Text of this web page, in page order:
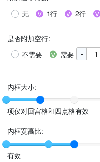
无
1行 2行
是否附加空行:
不需要
需要 -
内框大小:
项仅对回宫格和四点格有效
内框宽高比:
有效